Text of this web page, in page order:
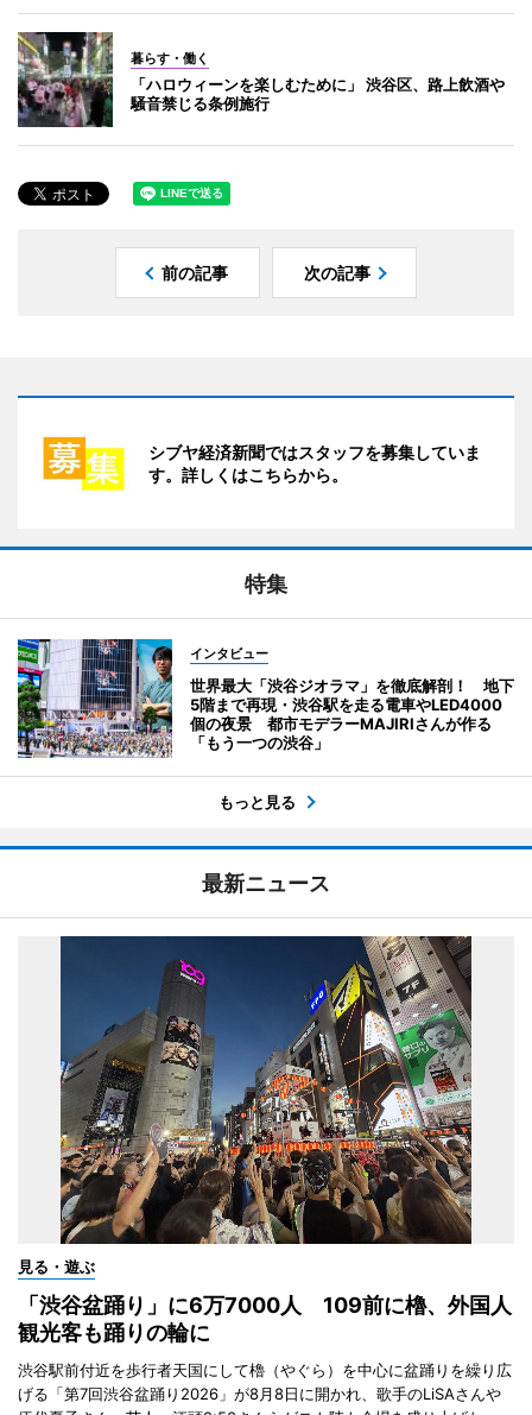
暮らす・働く
「ハロウィーンを楽しむために」 渋谷区、路上飲酒や
騒音禁じる条例施行
前の記事 次の記事
シブヤ経済新聞ではスタッフを募集していま
す。詳しくはこちらから。
特集
インタビュー
世界最大「渋谷ジオラマ」を徹底解剖！ 地下
5階まで再現・渋谷駅を走る電車やLED4000
個の夜景 都市モデラーMAJIRIさんが作る
「もう一つの渋谷」
もっと見る
最新ニュース
見る・遊ぶ
「渋谷盆踊り」に6万7000人 109前に櫓、外国人
観光客も踊りの輪に
渋谷駅前付近を歩行者天国にして櫓（やぐら）を中心に盆踊りを繰り広
げる「第7回渋谷盆踊り2026」が8月8日に開かれ、歌手のLiSAさんや